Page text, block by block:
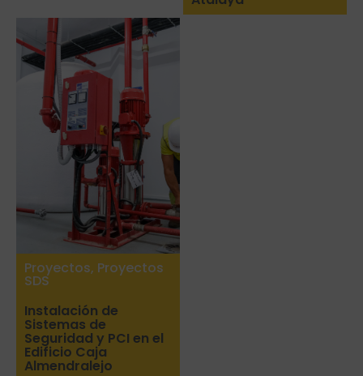
Proyectos, Proyectos
SDS
Instalación de
Sistemas de
Seguridad y PCI en el
Edificio Caja
Almendralejo